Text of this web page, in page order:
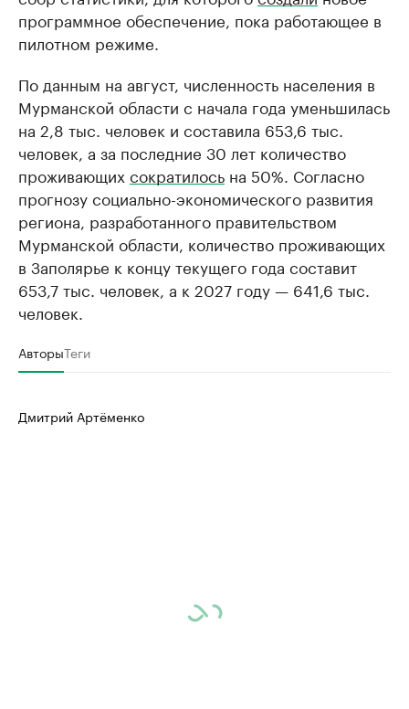
программное обеспечение, пока работающее в
пилотном режиме.
По данным на август, численность населения в
Мурманской области с начала года уменьшилась
на 2,8 тыс. человек и составила 653,6 тыс.
человек, а за последние 30 лет количество
проживающих сократилось на 50%. Согласно
прогнозу социально-экономического развития
региона, разработанного правительством
Мурманской области, количество проживающих
в Заполярье к концу текущего года составит
653,7 тыс. человек, а к 2027 году — 641,6 тыс.
человек.
АвторыТеги
Дмитрий Артёменко